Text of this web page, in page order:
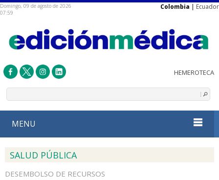
Domingo, 09 de agosto de 2026
07:59
Colombia | Ecuador
MENU
SALUD PÚBLICA
DESEMBOLSO DE RECURSOS